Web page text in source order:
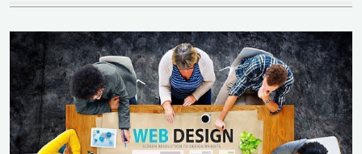
кастомизации
шаблонов
Высокий
HTML и CSS
Возможность
создать сайт с
Да
Да, но
познания в